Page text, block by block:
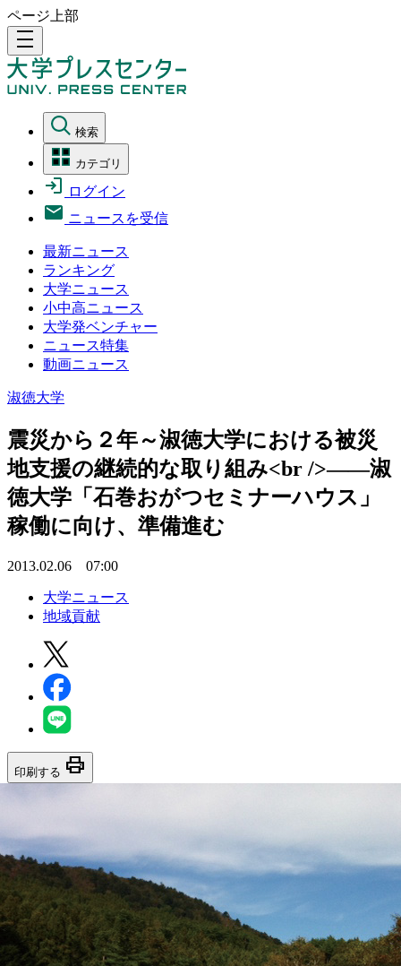
ページ上部
density_medium
検索
カテゴリ
ログイン
ニュースを受信
最新ニュース
ランキング
大学ニュース
小中高ニュース
大学発ベンチャー
ニュース特集
動画ニュース
淑徳大学
震災から２年～淑徳大学における被災
地支援の継続的な取り組み<br />――淑
徳大学「石巻おがつセミナーハウス」
稼働に向け、準備進む
2013.02.06 07:00
大学ニュース
地域貢献
印刷する print